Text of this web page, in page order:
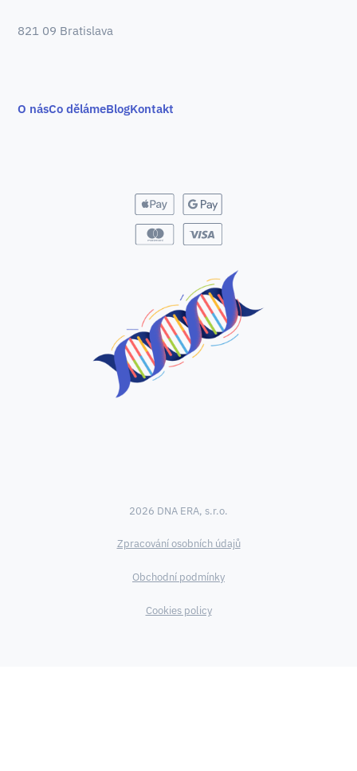
821 09 Bratislava
O násCo dělámeBlogKontakt
2026 DNA ERA, s.r.o.
Zpracování osobních údajů
Obchodní podmínky
Cookies policy